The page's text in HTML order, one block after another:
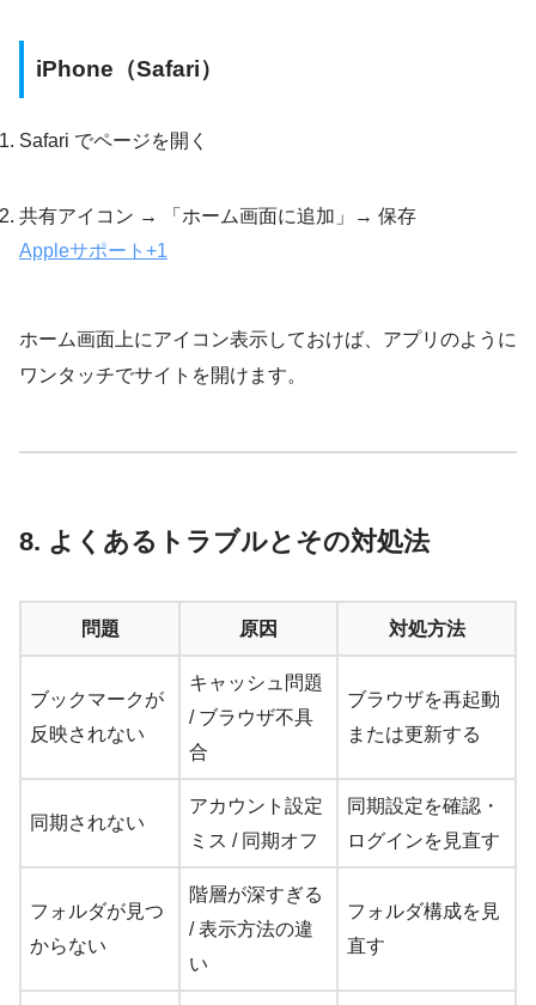
iPhone（Safari）
Safari でページを開く
共有アイコン → 「ホーム画面に追加」→ 保存
Appleサポート +1
ホーム画面上にアイコン表示しておけば、アプリのように
ワンタッチでサイトを開けます。
8. よくあるトラブルとその対処法
問題 原因 対処方法
ブックマークが
反映されない
キャッシュ問題
/ ブラウザ不具
合
ブラウザを再起動
または更新する
同期されない
アカウント設定
ミス / 同期オフ
同期設定を確認・
ログインを見直す
フォルダが見つ
からない
階層が深すぎる
/ 表示方法の違
い
フォルダ構成を見
直す